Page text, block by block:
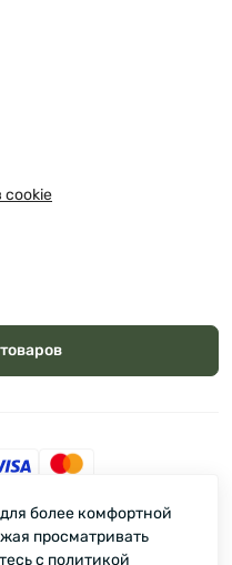
cookie
2026более комфортной
просматривать
с политикой